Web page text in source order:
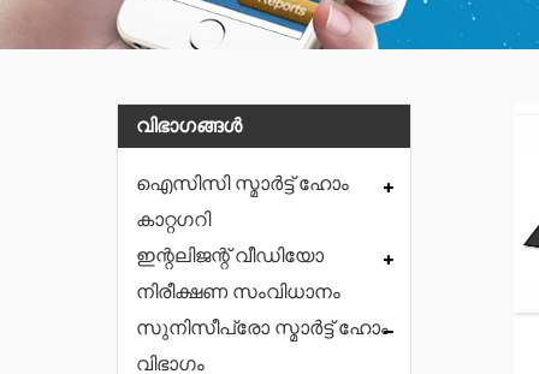
വിഭാഗങ്ങൾ
ഐസിസി സ്മാർട്ട് ഹോം
കാറ്റഗറി
ഇന്റലിജന്റ് വീഡിയോ
നിരീക്ഷണ സംവിധാനം
സുനിസീപ്രോ സ്മാർട്ട് ഹോം
വിഭാഗം